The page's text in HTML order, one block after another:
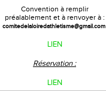
Convention à remplir
préalablement et à renvoyer à :
comitedelaloiredathletisme@gmail.com
LIEN
Réservation :
LIEN